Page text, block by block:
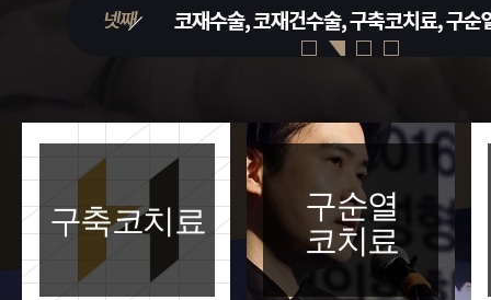
구축코치료
구순열
코치료